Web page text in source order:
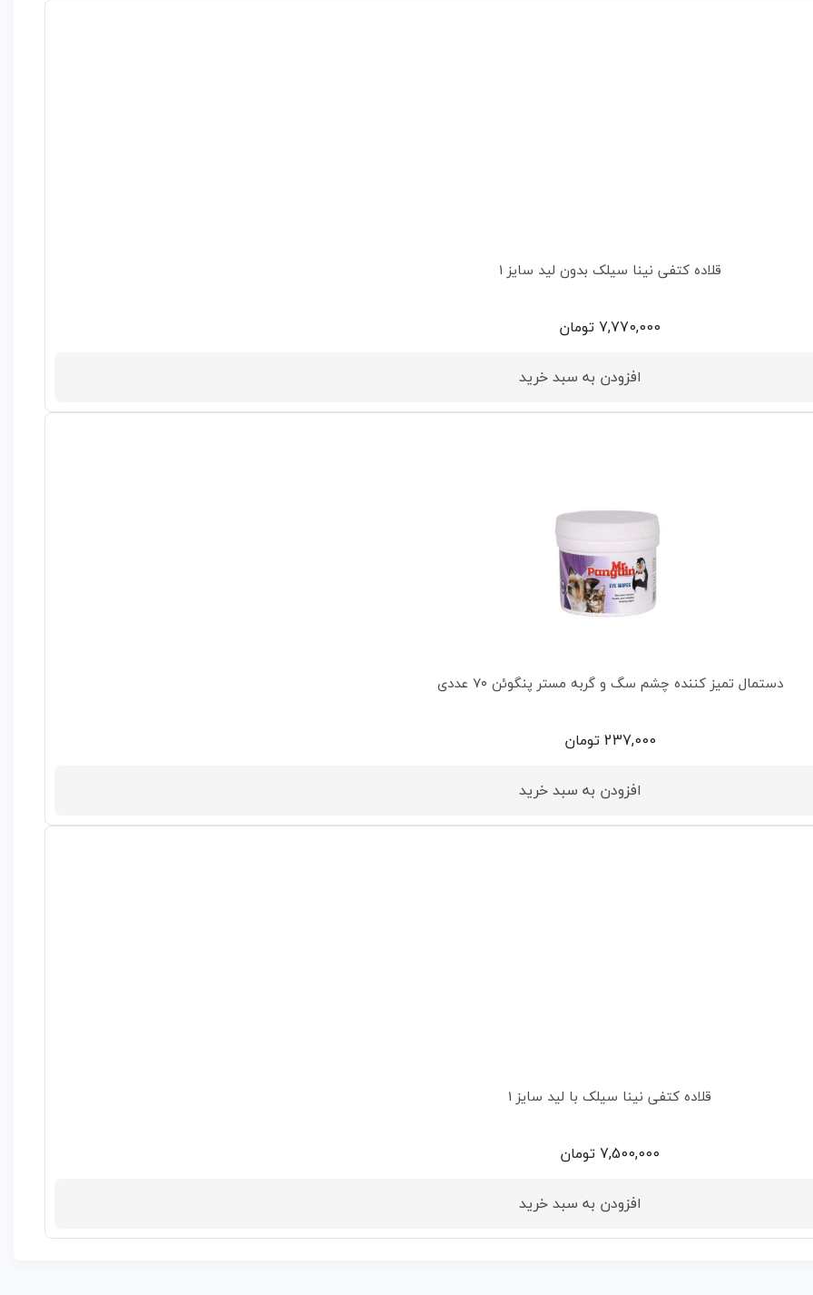
قلاده کتفی نینا سیلک بدون لید سایز 1
7,770,000تومان
افزودن به سبد خرید
دستمال تمیز کننده چشم سگ و گربه مستر پنگوئن ۷۰ عددی
237,000تومان
افزودن به سبد خرید
قلاده کتفی نینا سیلک با لید سایز 1
7,500,000تومان
افزودن به سبد خرید